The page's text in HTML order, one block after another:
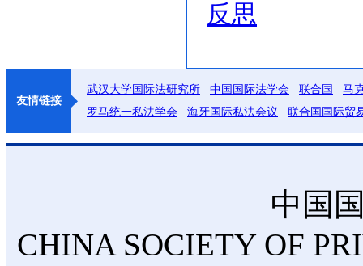
反思
友情链接
武汉大学国际法研究所 中国国际法学会 联合国
马
罗马统一私法学会
海牙国际私法会议 联合国国际贸
中国
CHINA SOCIETY OF